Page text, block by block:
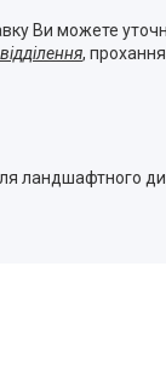
Ви можете
,
ландшафтного